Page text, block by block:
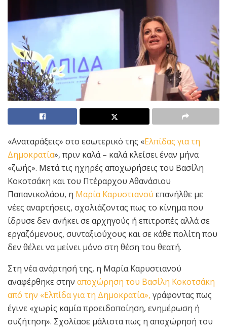
«Αναταράξεις» στο εσωτερικό της «Ελπίδας για τη
Δημοκρατία», πριν καλά – καλά κλείσει έναν μήνα
«ζωής». Μετά τις ηχηρές αποχωρήσεις του Βασίλη
Κοκοτσάκη και του Πτέραρχου Αθανάσιου
Παπανικολάου, η Μαρία Καρυστιανού επανήλθε με
νέες αναρτήσεις, σχολιάζοντας πως το κίνημα που
ίδρυσε δεν ανήκει σε αρχηγούς ή επιτροπές αλλά σε
εργαζόμενους, συνταξιούχους και σε κάθε πολίτη που
δεν θέλει να μείνει μόνο στη θέση του θεατή.
Στη νέα ανάρτησή της, η Μαρία Καρυστιανού
αναφέρθηκε στην αποχώρηση του Βασίλη Κοκοτσάκη
από την «Ελπίδα για τη Δημοκρατία», γράφοντας πως
έγινε «χωρίς καμία προειδοποίηση, ενημέρωση ή
συζήτηση». Σχολίασε μάλιστα πως η αποχώρησή του